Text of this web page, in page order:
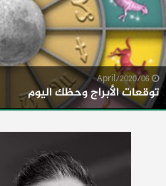
توقعات الأبراج وحظك اليوم